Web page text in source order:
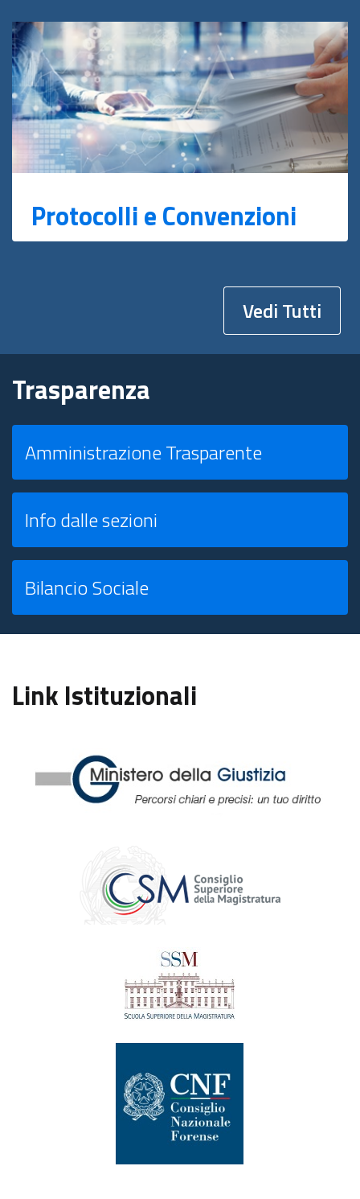
Protocolli e Convenzioni
Vedi Tutti
Trasparenza
Amministrazione Trasparente
Info dalle sezioni
Bilancio Sociale
Link Istituzionali